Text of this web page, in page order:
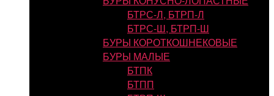
БТРС-Л, БТРП-Л
БТРС-Ш, БТРП-Ш
БУРЫ КОРОТКОШНЕКОВЫЕ
БУРЫ МАЛЫЕ
БТПК
БТПП